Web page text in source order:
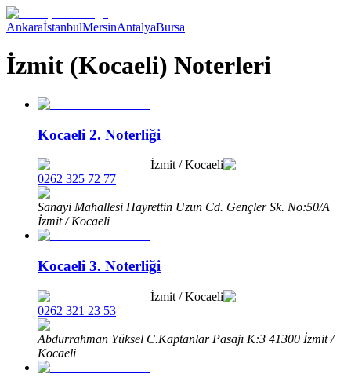
AnkaraİstanbulMersinAntalyaBursa
İzmit (Kocaeli) Noterleri
Kocaeli 2. Noterliği
İzmit /Kocaeli
0262 325 72 77
Sanayi Mahallesi Hayrettin Uzun Cd. Gençler Sk. No:50/A
İzmit / Kocaeli
Kocaeli 3. Noterliği
İzmit /Kocaeli
0262 321 23 53
Abdurrahman Yüksel C.Kaptanlar Pasajı K:3 41300 İzmit /
Kocaeli